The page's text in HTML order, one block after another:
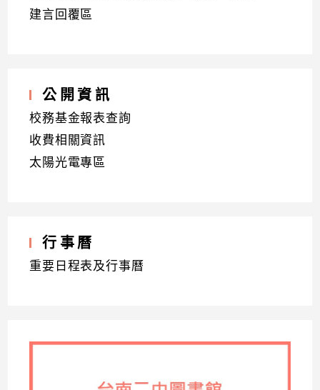
建言回覆區
公開資訊
校務基金報表查詢
收費相關資訊
太陽光電專區
行事曆
重要日程表及行事曆